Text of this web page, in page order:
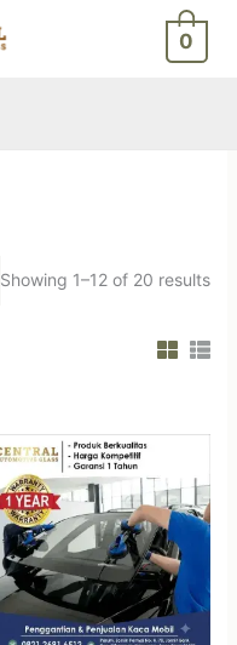
0
Showing 1–12 of 20 results